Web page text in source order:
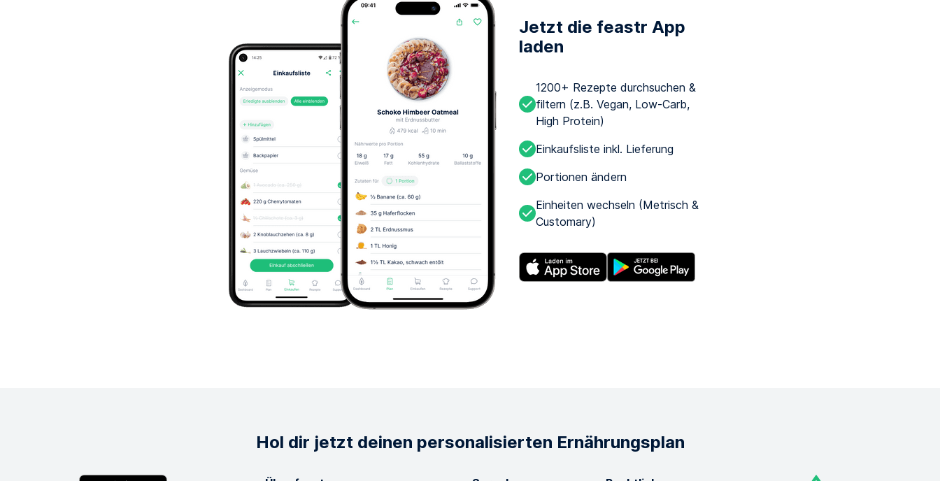
Jetzt die feastr App
laden
1200+ Rezepte durchsuchen &
filtern (z.B. Vegan, Low-Carb,
High Protein)
Einkaufsliste inkl. Lieferung
Portionen ändern
Einheiten wechseln (Metrisch &
Customary)
Hol dir jetzt deinen personalisierten Ernährungsplan